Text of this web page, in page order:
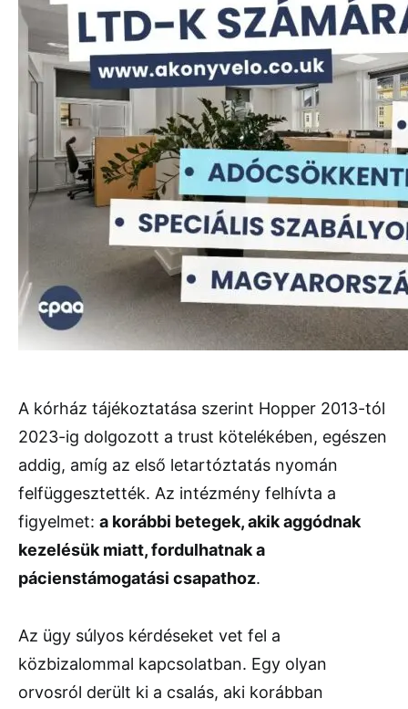
A kórház tájékoztatása szerint Hopper 2013-tól
2023-ig dolgozott a trust kötelékében, egészen
addig, amíg az első letartóztatás nyomán
felfüggesztették. Az intézmény felhívta a
figyelmet: a korábbi betegek, akik aggódnak
kezelésük miatt, fordulhatnak a
pácienstámogatási csapathoz.
Az ügy súlyos kérdéseket vet fel a
közbizalommal kapcsolatban. Egy olyan
orvosról derült ki a csalás, aki korábban